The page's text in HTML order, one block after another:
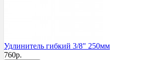
Удлинитель гибкий 3/8" 250мм
760р.